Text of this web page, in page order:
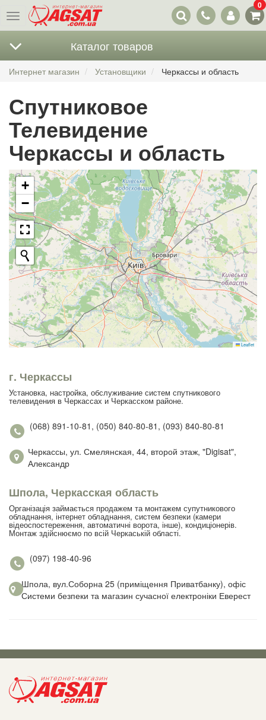
Меню
Наши
контакты
0
Каталог товаров
Интернет магазин Установщики Черкассы и область
Спутниковое
Телевидение
Черкассы и область
+
−
Leaflet
г. Черкассы
Установка, настройка, обслуживание систем спутникового
телевидения в Черкассах и Черкасском районе.
(068) 891-10-81, (050) 840-80-81, (093) 840-80-81
Черкассы, ул. Смелянская, 44, второй этаж, "Digisat",
Александр
Шпола, Черкасская область
Організація займається продажем та монтажем супутникового
обладнання, інтернет обладнання, систем безпеки (камери
відеоспостереження, автоматичні ворота, інше), кондиціонерів.
Монтаж здійснюємо по всій Черкаській області.
(097) 198-40-96
Шпола, вул.Соборна 25 (приміщення Приватбанку), офіс
Системи безпеки та магазин сучасної електроніки Еверест